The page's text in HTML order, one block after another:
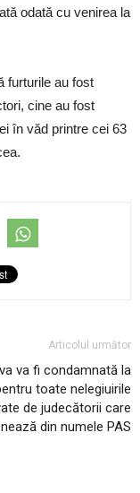
odată cu venirea la
furturile au fost
cine au fost
în văd printre cei 63
Articolul următor
va fi condamnată la
toate nelegiuirile
de judecătorii care
din numele PAS